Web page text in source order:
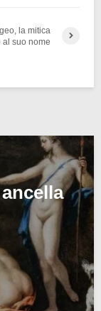
la mitica
al suo nome